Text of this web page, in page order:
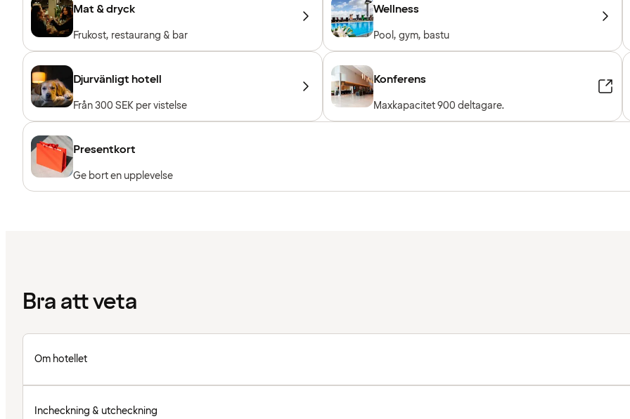
Mat & dryck
Frukost, restaurang & bar
Wellness
Pool, gym, bastu
Djurvänligt hotell
Från 300 SEK per vistelse
Konferens
Maxkapacitet 900 deltagare.
Presentkort
Ge bort en upplevelse
Bra att veta
Om hotellet
Incheckning & utcheckning